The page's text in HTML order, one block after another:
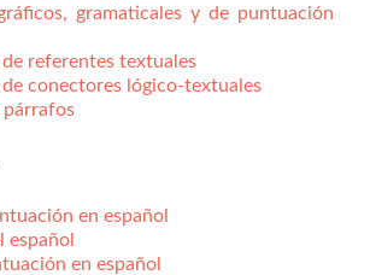
gramaticales y de puntuación
referentes textuales
conectores lógico-textuales
párrafos
en español
español
en español